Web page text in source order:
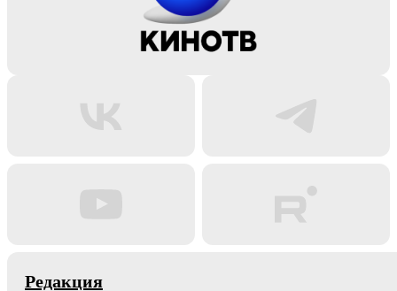
Редакция